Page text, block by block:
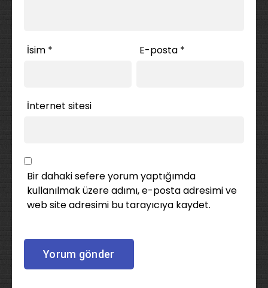
İsim * E-posta *
İnternet sitesi
Bir dahaki sefere yorum yaptığımda
kullanılmak üzere adımı, e-posta adresimi ve
web site adresimi bu tarayıcıya kaydet.